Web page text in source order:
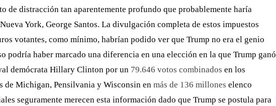
de distracción tan aparentemente profundo que probablemente haría
York, George Santos. La divulgación completa de estos impuestos
votantes, como mínimo, habrían podido ver que Trump no era el genio
podría haber marcado una diferencia en una elección en la que Trump ganó
demócrata Hillary Clinton por un 79.646 votos combinados en los
de Michigan, Pensilvania y Wisconsin en más de 136 millones elenco
seguramente merecen esta información dado que Trump se postula para